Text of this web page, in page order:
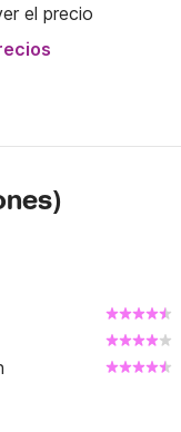
el precio
)